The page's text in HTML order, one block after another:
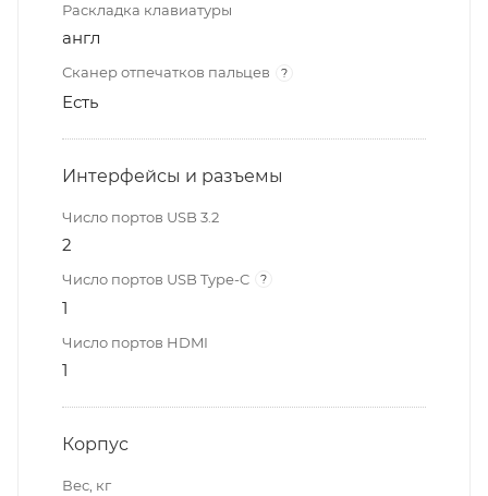
Раскладка клавиатуры
англ
Сканер отпечатков пальцев ?
Есть
Интерфейсы и разъемы
Число портов USB 3.2
2
Число портов USB Type-C ?
1
Число портов HDMI
1
Корпус
Вес, кг